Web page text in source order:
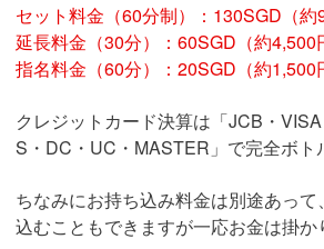
セット料金（60分制）：130SGD（約
延長料金（30分）：60SGD（約4,500
指名料金（60分）：20SGD（約1,500
クレジットカード決算は「JCB・
S・DC・UC・MASTER」で完全ボト
ちなみにお持ち込み料金は別途あっ
込むこともできますが一応お金は掛か